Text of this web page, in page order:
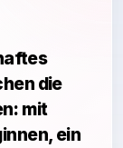
die
mit
ein